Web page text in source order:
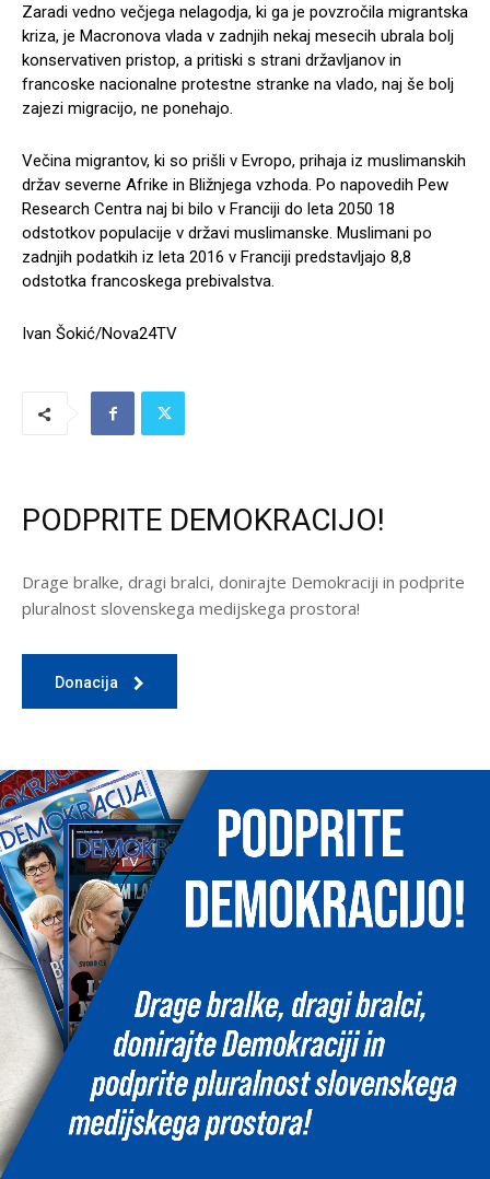
Zaradi vedno večjega nelagodja, ki ga je povzročila migrantska
kriza, je Macronova vlada v zadnjih nekaj mesecih ubrala bolj
konservativen pristop, a pritiski s strani državljanov in
francoske nacionalne protestne stranke na vlado, naj še bolj
zajezi migracijo, ne ponehajo.
Večina migrantov, ki so prišli v Evropo, prihaja iz muslimanskih
držav severne Afrike in Bližnjega vzhoda. Po napovedih Pew
Research Centra naj bi bilo v Franciji do leta 2050 18
odstotkov populacije v državi muslimanske. Muslimani po
zadnjih podatkih iz leta 2016 v Franciji predstavljajo 8,8
odstotka francoskega prebivalstva.
Ivan Šokić/Nova24TV
PODPRITE DEMOKRACIJO!
Drage bralke, dragi bralci, donirajte Demokraciji in podprite
pluralnost slovenskega medijskega prostora!
Donacija